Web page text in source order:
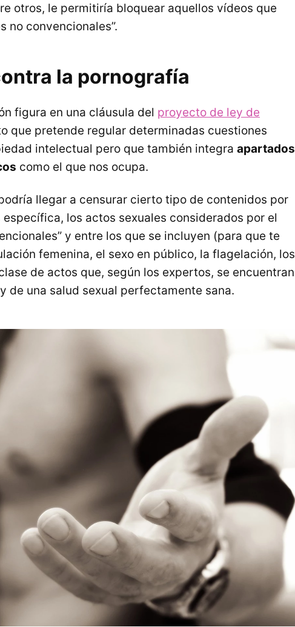
otros, le permitiría bloquear aquellos vídeos que
no convencionales”.
la pornografía
figura en una cláusula del proyecto de ley de
que pretende regular determinadas cuestiones
intelectual pero que también integra apartados
como el que nos ocupa.
llegar a censurar cierto tipo de contenidos por
los actos sexuales considerados por el
y entre los que se incluyen (para que te
femenina, el sexo en público, la flagelación, los
de actos que, según los expertos, se encuentran
de una salud sexual perfectamente sana.